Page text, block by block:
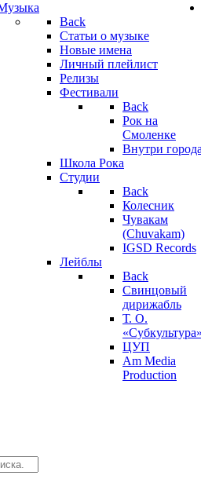
Back
Статьи о музыке
Новые имена
Личный плейлист
Релизы
Фестивали
Back
Рок на
Смоленке
Внутри
Школа Рока
Студии
Back
Колесник
Чувакам
(Chuvakam)
IGSD Records
Лейблы
Back
Свинцовый
дирижабль
Т. О.
ЦУП
Am Media
Production